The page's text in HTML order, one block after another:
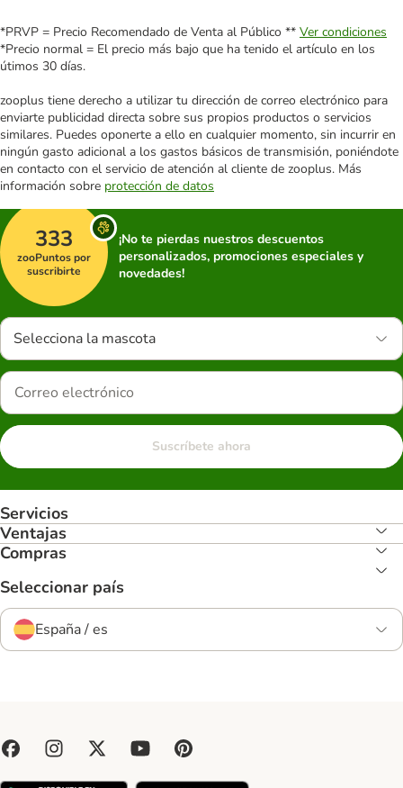
*PRVP = Precio Recomendado de Venta al Público ** Ver condiciones
*Precio normal = El precio más bajo que ha tenido el artículo en los
útimos 30 días.
zooplus tiene derecho a utilizar tu dirección de correo electrónico para
enviarte publicidad directa sobre sus propios productos o servicios
similares. Puedes oponerte a ello en cualquier momento, sin incurrir en
ningún gasto adicional a los gastos básicos de transmisión, poniéndote
en contacto con el servicio de atención al cliente de zooplus. Más
información sobre protección de datos
333
zooPuntos por
suscribirte
¡No te pierdas nuestros descuentos
personalizados, promociones especiales y
novedades!
Selecciona la mascota
Suscríbete ahora
Servicios
Ventajas
Compras
Seleccionar país
España / es